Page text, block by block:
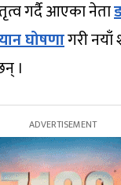
गर्दै आएका नेता
घोषणागरी नयाँ
।